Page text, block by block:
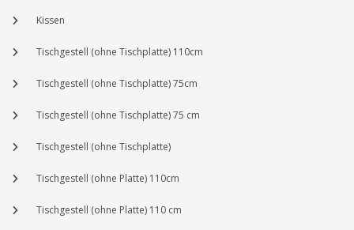
Kissen
Tischgestell (ohne Tischplatte) 110cm
Tischgestell (ohne Tischplatte) 75cm
Tischgestell (ohne Tischplatte) 75 cm
Tischgestell (ohne Tischplatte)
Tischgestell (ohne Platte) 110cm
Tischgestell (ohne Platte) 110 cm